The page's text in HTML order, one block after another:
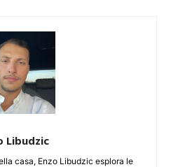
Libudzic
casa, Enzo Libudzic esplora le